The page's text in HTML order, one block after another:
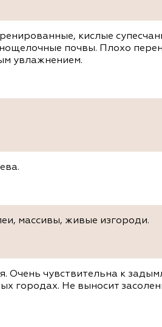
кислые
почвы. Плохо
увлажнением.
массивы, живые изгороди.
Очень чувствительна к
городах. Не выносит